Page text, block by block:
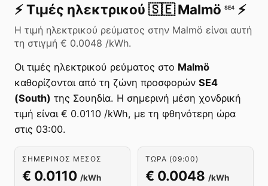
⚡️Τιμές ηλεκτρικού 🇸🇪 Malmö SE4 ⚡️
Η τιμή ηλεκτρικού ρεύματος στην Malmö είναι αυτή
τη στιγμή € 0.0048 /kWh.
Οι τιμές ηλεκτρικού ρεύματος στο Malmö
καθορίζονται από τη ζώνη προσφορών SE4
(South) της Σουηδία. Η σημερινή μέση χονδρική
τιμή είναι € 0.0110 /kWh, με τη φθηνότερη ώρα
στις 03:00.
ΣΗΜΕΡΙΝΌΣ ΜΈΣΟΣ
€ 0.0110 /kWh
ΤΏΡΑ (09:00)
€ 0.0048 /kWh